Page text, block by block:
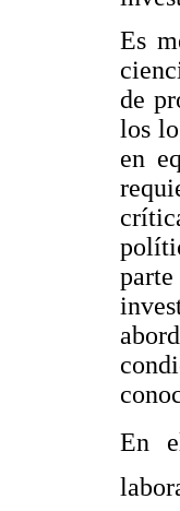
Es
de
los
en
En